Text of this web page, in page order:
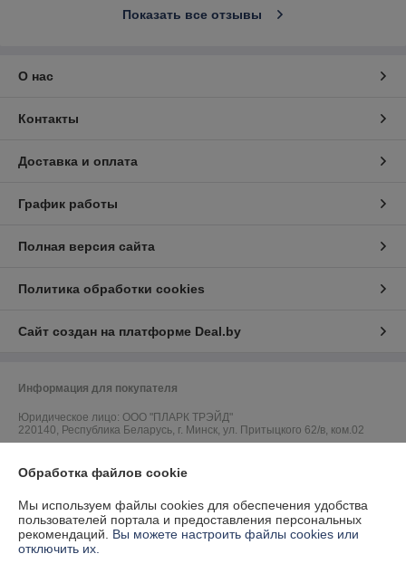
Показать все отзывы
О нас
Контакты
Доставка и оплата
График работы
Полная версия сайта
Политика обработки cookies
Сайт создан на платформе Deal.by
Информация для покупателя
Юридическое лицо: ООО "ПЛАРК ТРЭЙД"
220140, Республика Беларусь, г. Минск, ул. Притыцкого 62/в, ком.02
Регистрационный орган: Администрация Фрунзенского района г.
Минска
Обработка файлов cookie
Мы используем файлы cookies для обеспечения удобства
пользователей портала и предоставления персональных
рекомендаций. Вы можете настроить файлы cookies или
отключить их.